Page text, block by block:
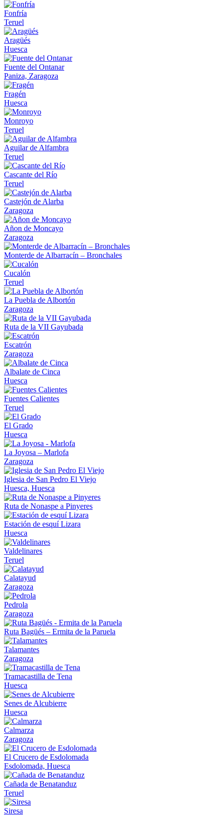
Fonfría
Teruel
Aragüés
Huesca
Fuente del Ontanar
Paniza, Zaragoza
Fragén
Huesca
Monroyo
Teruel
Aguilar de Alfambra
Teruel
Cascante del Río
Teruel
Castejón de Alarba
Zaragoza
Añon de Moncayo
Zaragoza
Monterde de Albarracín – Bronchales
Cucalón
Teruel
La Puebla de Albortón
Zaragoza
Ruta de la VII Gayubada
Escatrón
Zaragoza
Albalate de Cinca
Huesca
Fuentes Calientes
Teruel
El Grado
Huesca
La Joyosa – Marlofa
Zaragoza
Iglesia de San Pedro El Viejo
Huesca, Huesca
Ruta de Nonaspe a Pinyeres
Estación de esquí Lizara
Huesca
Valdelinares
Teruel
Calatayud
Zaragoza
Pedrola
Zaragoza
Ruta Bagüés – Ermita de la Paruela
Talamantes
Zaragoza
Tramacastilla de Tena
Huesca
Senes de Alcubierre
Huesca
Calmarza
Zaragoza
El Crucero de Esdolomada
Esdolomada, Huesca
Cañada de Benatanduz
Teruel
Siresa